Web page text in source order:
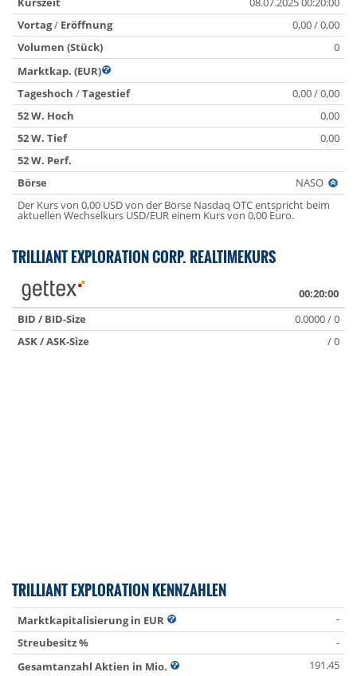
Vortag/ Eröffnung
0,00 / 0,00
Volumen (Stück)
0
Marktkap. (EUR)
Tageshoch /Tagestief
0,00 / 0,00
52 W. Hoch
0,00
52 W. Tief
0,00
52 W. Perf.
Börse
NASO
Der Kurs von 0,00 USD von der Börse Nasdaq OTC entspricht beim
aktuellen Wechselkurs USD/EUR einem Kurs von 0,00 Euro.
TRILLIANT EXPLORATION CORP. REALTIMEKURS
00:20:00
BID / BID-Size
0.0000 / 0
ASK / ASK-Size
/ 0
TRILLIANT EXPLORATION KENNZAHLEN
Marktkapitalisierung in EUR
-
Streubesitz %
-
Gesamtanzahl Aktien in Mio.
191.45